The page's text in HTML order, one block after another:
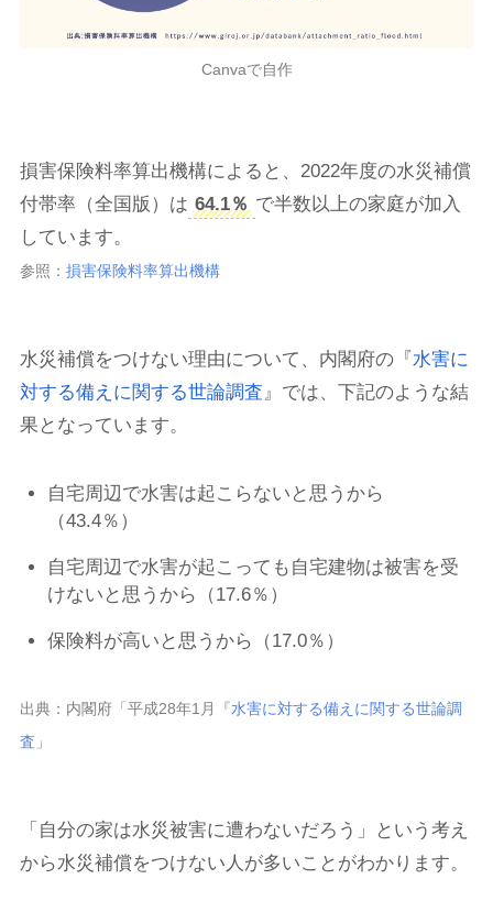
Canvaで自作
損害保険料率算出機構によると、2022年度の水災補償
付帯率（全国版）は 64.1％ で半数以上の家庭が加入
しています。
参照： 損害保険料率算出機構
水災補償をつけない理由について、内閣府の『水害に
対する備えに関する世論調査 』では、下記のような結
果となっています。
自宅周辺で水害は起こらないと思うから
（43.4％）
自宅周辺で水害が起こっても自宅建物は被害を受
けないと思うから（17.6％）
保険料が高いと思うから（17.0％）
出典：内閣府「平成28年1月『 水害に対する備えに関する世論調
査 」
「自分の家は水災被害に遭わないだろう」という考え
から水災補償をつけない人が多いことがわかります。